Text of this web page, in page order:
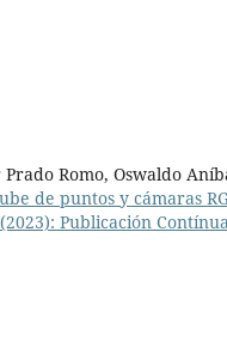
Romo, Oswaldo
de puntos y cámaras
Publicación